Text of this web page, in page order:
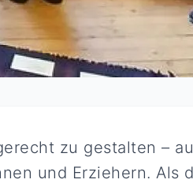
zu gestalten –
und Erziehern. Als